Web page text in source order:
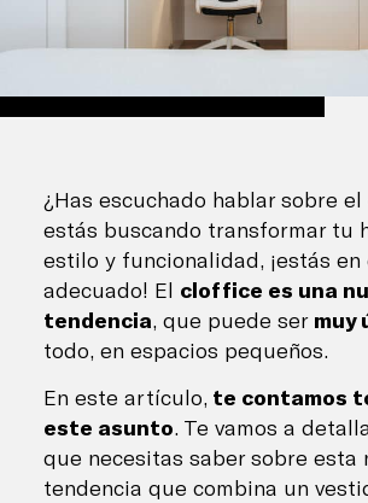
¿Has escuchado hablar sobre
estás buscando transformar tu
estilo y funcionalidad, ¡estás en
adecuado! El cloffice es una
tendencia, que puede ser muy
todo, en espacios pequeños.
En este artículo, te contamos
este asunto. Te vamos a
que necesitas saber sobre esta
tendencia que combina un